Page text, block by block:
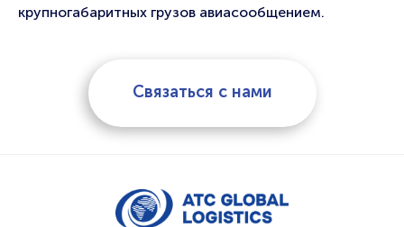
крупногабаритных грузов авиасообщением.
Связаться с нами